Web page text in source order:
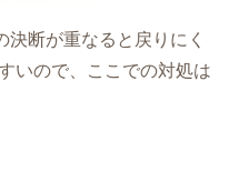
断が重なると戻りにく
いので、ここでの対処は